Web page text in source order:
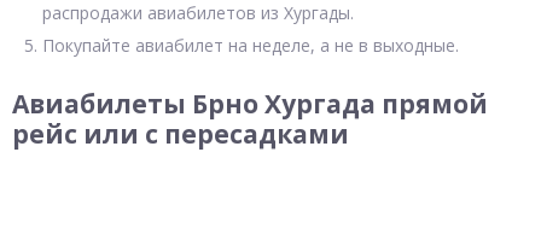
распродажи авиабилетов из Хургады.
Покупайте авиабилет на неделе, а не в выходные.
Авиабилеты Брно Хургада прямой
рейс или с пересадками